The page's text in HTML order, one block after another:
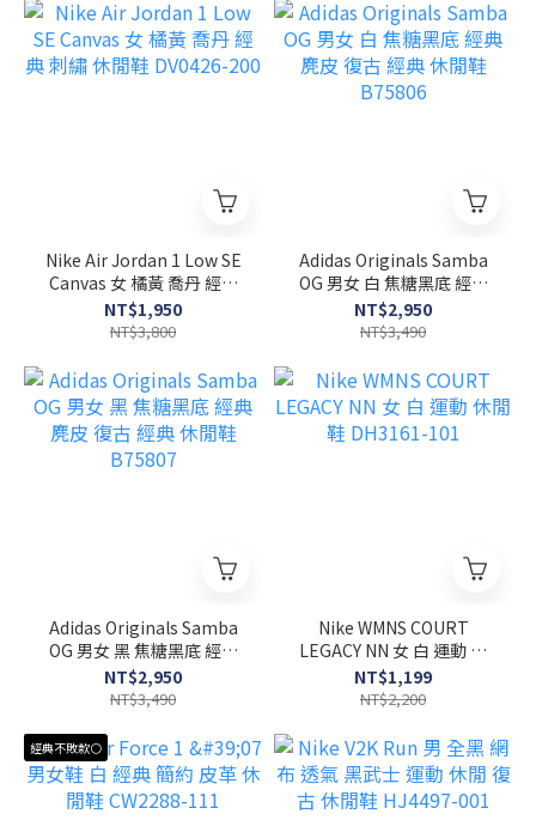
Nike Air Jordan 1 Low SE
Canvas 女 橘黃 喬丹 經典
刺繡 休閒鞋 DV0426-200
NT$1,950
NT$3,800
Adidas Originals Samba
OG 男女 白 焦糖黑底 經典
麂皮 復古 經典 休閒鞋
B75806
NT$2,950
NT$3,490
Adidas Originals Samba
OG 男女 黑 焦糖黑底 經典
麂皮 復古 經典 休閒鞋
B75807
NT$2,950
NT$3,490
Nike WMNS COURT
LEGACY NN 女 白 運動 休
閒鞋 DH3161-101
NT$1,199
NT$2,200
經典不敗款⚪